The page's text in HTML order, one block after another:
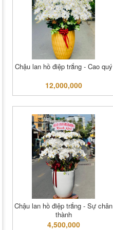
Chậu lan hồ điệp trắng - Cao quý
12,000,000
Chậu lan hồ điệp trắng - Sự chân
thành
4,500,000